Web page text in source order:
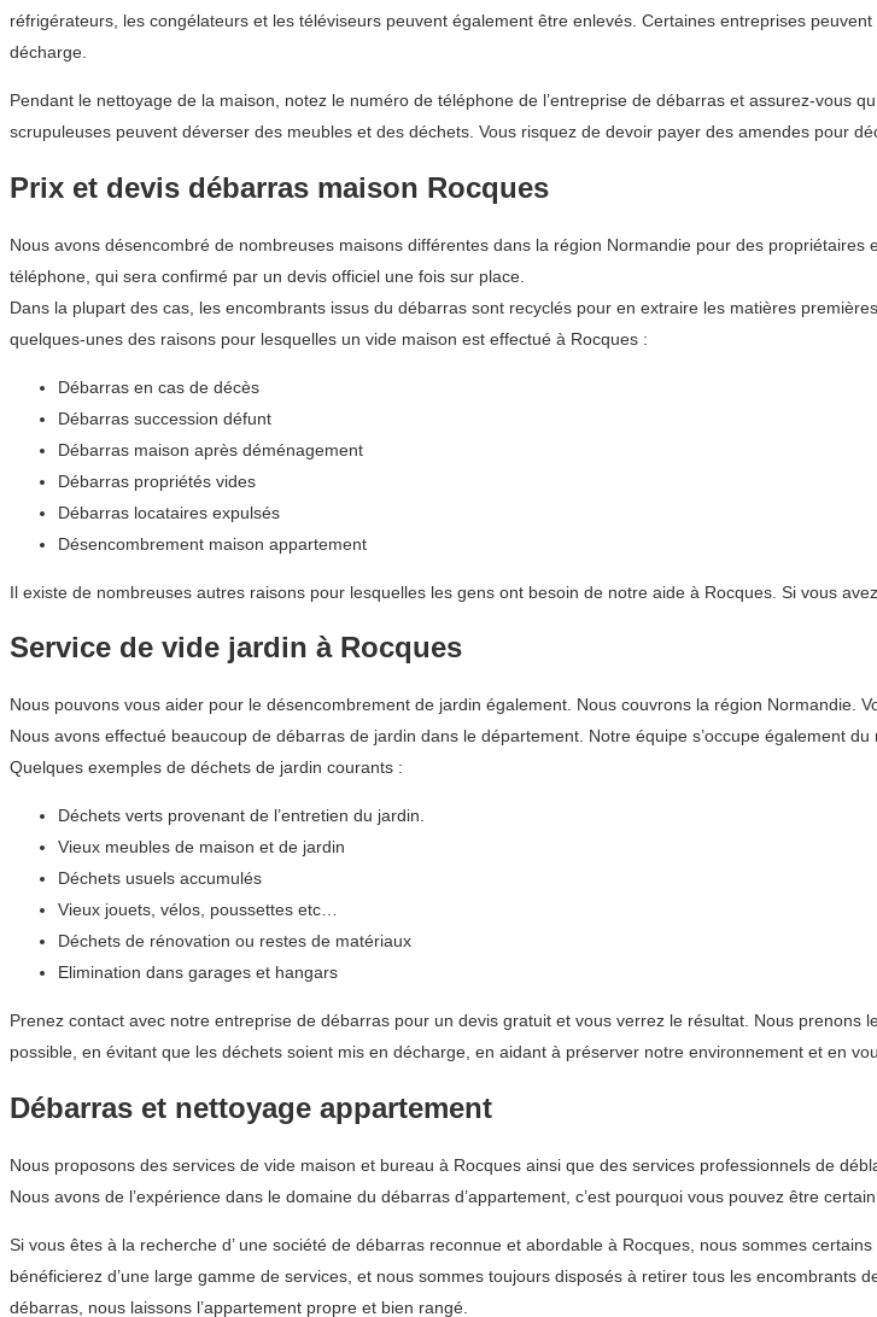
réfrigérateurs, les congélateurs et les téléviseurs peuvent également être enlevés. Certaines entreprises
décharge.
Pendant le nettoyage de la maison, notez le numéro de téléphone de l’entreprise de débarras et assurez-vous
scrupuleuses peuvent déverser des meubles et des déchets. Vous risquez de devoir payer des amendes pour
Prix et devis débarras maison Rocques
Nous avons désencombré de nombreuses maisons différentes dans la région Normandie pour des
téléphone, qui sera confirmé par un devis officiel une fois sur place.
Dans la plupart des cas, les encombrants issus du débarras sont recyclés pour en extraire les matières
quelques-unes des raisons pour lesquelles un vide maison est effectué à Rocques :
Débarras en cas de décès
Débarras succession défunt
Débarras maison après déménagement
Débarras propriétés vides
Débarras locataires expulsés
Désencombrement maison appartement
Il existe de nombreuses autres raisons pour lesquelles les gens ont besoin de notre aide à Rocques. Si vous
Service de vide jardin à Rocques
Nous pouvons vous aider pour le désencombrement de jardin également. Nous couvrons la région Normandie.
Nous avons effectué beaucoup de débarras de jardin dans le département. Notre équipe s’occupe également
Quelques exemples de déchets de jardin courants :
Déchets verts provenant de l’entretien du jardin.
Vieux meubles de maison et de jardin
Déchets usuels accumulés
Vieux jouets, vélos, poussettes etc…
Déchets de rénovation ou restes de matériaux
Elimination dans garages et hangars
Prenez contact avec notre entreprise de débarras pour un devis gratuit et vous verrez le résultat. Nous
possible, en évitant que les déchets soient mis en décharge, en aidant à préserver notre environnement et en
Débarras et nettoyage appartement
Nous proposons des services de vide maison et bureau à Rocques ainsi que des services professionnels de
Nous avons de l’expérience dans le domaine du débarras d’appartement, c’est pourquoi vous pouvez être
Si vous êtes à la recherche d’ une société de débarras reconnue et abordable à Rocques, nous sommes
bénéficierez d’une large gamme de services, et nous sommes toujours disposés à retirer tous les
débarras, nous laissons l’appartement propre et bien rangé.